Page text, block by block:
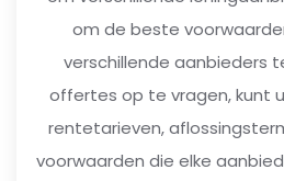
om de beste
verschillende aanbieders
offertes op te vragen, kunt
rentetarieven,
voorwaarden die elke